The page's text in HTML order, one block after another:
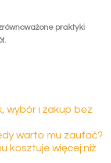
praktyki
wybór i zakup bez
warto mu zaufać?
kosztuje więcej niż